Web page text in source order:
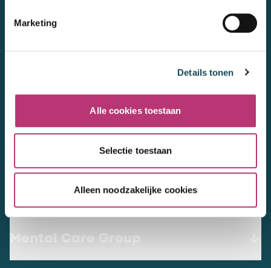
Marketing
Details tonen
Alle cookies toestaan
Selectie toestaan
Alleen noodzakelijke cookies
werkenbij@mentalcaregroup.nl
NL Mental Care Group B.V.:
Vacatures
Mental Care Group